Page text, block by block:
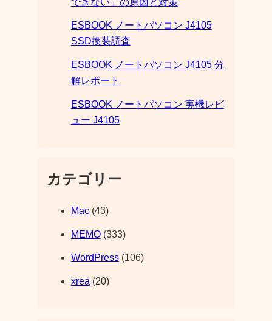
ESBOOK ノートパソコン J4105
SSD換装調査
ESBOOK ノートパソコン J4105 分
解レポート
ESBOOK ノートパソコン 実機レビ
ュー J4105
カテゴリー
Mac(43)
MEMO(333)
WordPress(106)
xrea (20)